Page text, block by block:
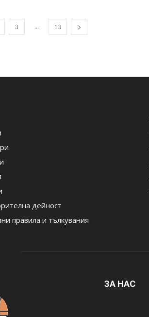
3 ... 13
дейност
правила и тълкувания
ЗА НАС